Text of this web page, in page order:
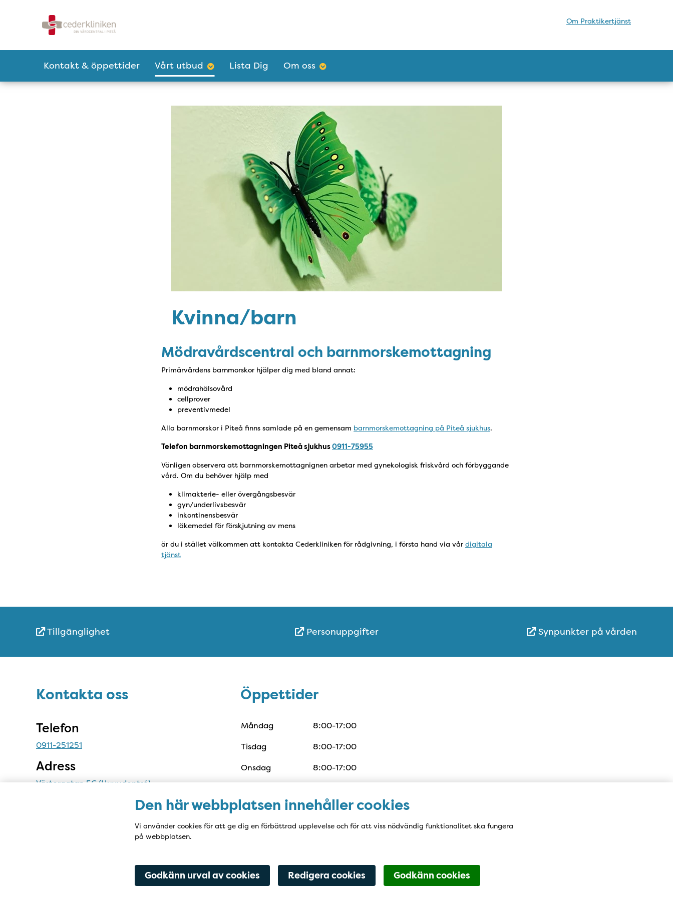
Den här webbplatsen innehåller cookies
Vi använder cookies för att ge dig en förbättrad upplevelse och för att viss nödvändig funktionalitet ska fungera
på webbplatsen.
Godkänn urval av cookies Redigera cookies Godkänn cookies
Om Praktikertjänst
Kontakt & öppettider Vårt utbud Lista Dig Om oss
Kvinna/barn
Mödravårdscentral och barnmorskemottagning
Primärvårdens barnmorskor hjälper dig med bland annat:
mödrahälsovård
cellprover
preventivmedel
Alla barnmorskor i Piteå finns samlade på en gemensam barnmorskemottagning på Piteå sjukhus.
Telefon barnmorskemottagningen Piteå sjukhus0911-75955
Vänligen observera att barnmorskemottagnignen arbetar med gynekologisk friskvård och förbyggande
vård. Om du behöver hjälp med
klimakterie- eller övergångsbesvär
gyn/underlivsbesvär
inkontinensbesvär
läkemedel för förskjutning av mens
är du i stället välkommen att kontakta Cederkliniken för rådgivning, i första hand via vår digitala
tjänst
Snabblänkar
Tillgänglighet Personuppgifter Synpunkter på vården
Kontakta oss
Kontakta oss
Telefon
0911-251251
Adress
Västergatan 5C (Huvudentré)
Öppettider
Öppettider
Måndag
8:00-17:00
Tisdag
8:00-17:00
Onsdag
8:00-17:00
Fredag
8:00-17:00